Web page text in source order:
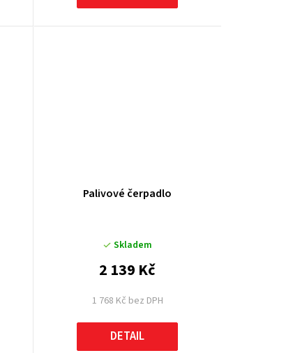
Palivové čerpadlo
Skladem
1 768 Kč bez DPH
2 139 Kč
DETAIL